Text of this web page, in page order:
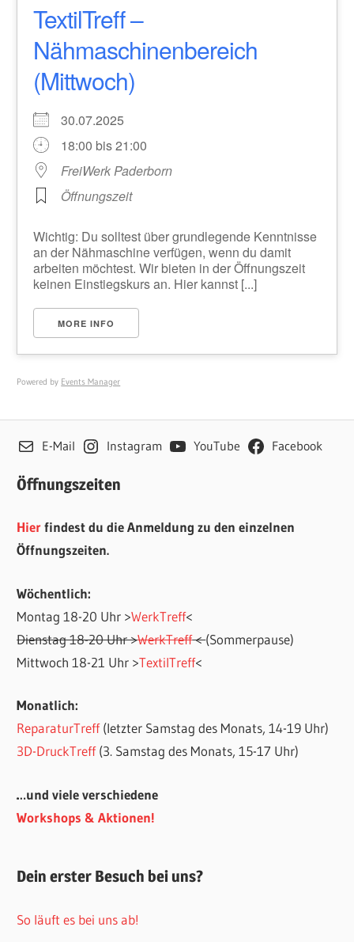
TextilTreff –
Nähmaschinenbereich
(Mittwoch)
30.07.2025
18:00 bis 21:00
FreiWerk Paderborn
Öffnungszeit
Wichtig: Du solltest über grundlegende Kenntnisse
an der Nähmaschine verfügen, wenn du damit
arbeiten möchtest. Wir bieten in der Öffnungszeit
keinen Einstiegskurs an. Hier kannst [...]
MORE INFO
Powered by Events Manager
E-Mail Instagram YouTube Facebook
Öffnungszeiten
Hierfindest du die Anmeldung zu den einzelnen
Öffnungszeiten.
Wöchentlich:
Montag 18-20 Uhr >WerkTreff<
Dienstag 18-20 Uhr >WerkTreff<(Sommerpause)
Mittwoch 18-21 Uhr >TextilTreff<
Monatlich:
ReparaturTreff(letzter Samstag des Monats, 14-19 Uhr)
3D-DruckTreff(3. Samstag des Monats, 15-17 Uhr)
…und viele verschiedene
Workshops & Aktionen!
Dein erster Besuch bei uns?
So läuft es bei uns ab!